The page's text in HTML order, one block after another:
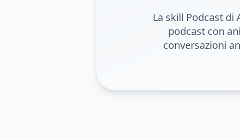
La skill Podcast
podcast con
conversazioni